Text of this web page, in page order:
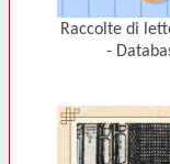
Raccolte di
-